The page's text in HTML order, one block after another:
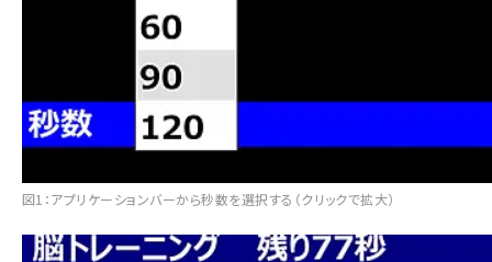
図1：アプリケーションバーから秒数を選択する（クリックで拡大）